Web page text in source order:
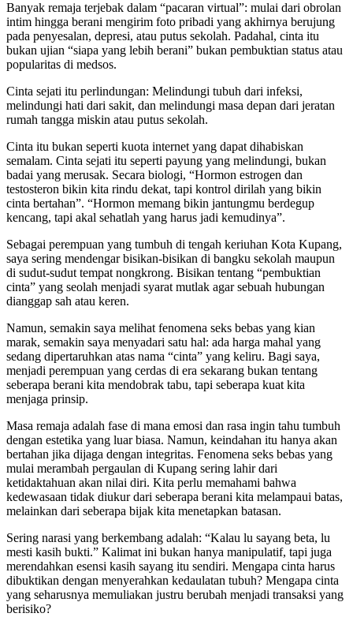
Banyak remaja terjebak dalam “pacaran virtual”: mulai dari obrolan
intim hingga berani mengirim foto pribadi yang akhirnya berujung
pada penyesalan, depresi, atau putus sekolah. Padahal, cinta itu
bukan ujian “siapa yang lebih berani” bukan pembuktian status atau
popularitas di medsos.
Cinta sejati itu perlindungan: Melindungi tubuh dari infeksi,
melindungi hati dari sakit, dan melindungi masa depan dari jeratan
rumah tangga miskin atau putus sekolah.
Cinta itu bukan seperti kuota internet yang dapat dihabiskan
semalam. Cinta sejati itu seperti payung yang melindungi, bukan
badai yang merusak. Secara biologi, “Hormon estrogen dan
testosteron bikin kita rindu dekat, tapi kontrol dirilah yang bikin
cinta bertahan”. “Hormon memang bikin jantungmu berdegup
kencang, tapi akal sehatlah yang harus jadi kemudinya”.
Sebagai perempuan yang tumbuh di tengah keriuhan Kota Kupang,
saya sering mendengar bisikan-bisikan di bangku sekolah maupun
di sudut-sudut tempat nongkrong. Bisikan tentang “pembuktian
cinta” yang seolah menjadi syarat mutlak agar sebuah hubungan
dianggap sah atau keren.
Namun, semakin saya melihat fenomena seks bebas yang kian
marak, semakin saya menyadari satu hal: ada harga mahal yang
sedang dipertaruhkan atas nama “cinta” yang keliru. Bagi saya,
menjadi perempuan yang cerdas di era sekarang bukan tentang
seberapa berani kita mendobrak tabu, tapi seberapa kuat kita
menjaga prinsip.
Masa remaja adalah fase di mana emosi dan rasa ingin tahu tumbuh
dengan estetika yang luar biasa. Namun, keindahan itu hanya akan
bertahan jika dijaga dengan integritas. Fenomena seks bebas yang
mulai merambah pergaulan di Kupang sering lahir dari
ketidaktahuan akan nilai diri. Kita perlu memahami bahwa
kedewasaan tidak diukur dari seberapa berani kita melampaui batas,
melainkan dari seberapa bijak kita menetapkan batasan.
Sering narasi yang berkembang adalah: “Kalau lu sayang beta, lu
mesti kasih bukti.” Kalimat ini bukan hanya manipulatif, tapi juga
merendahkan esensi kasih sayang itu sendiri. Mengapa cinta harus
dibuktikan dengan menyerahkan kedaulatan tubuh? Mengapa cinta
yang seharusnya memuliakan justru berubah menjadi transaksi yang
berisiko?